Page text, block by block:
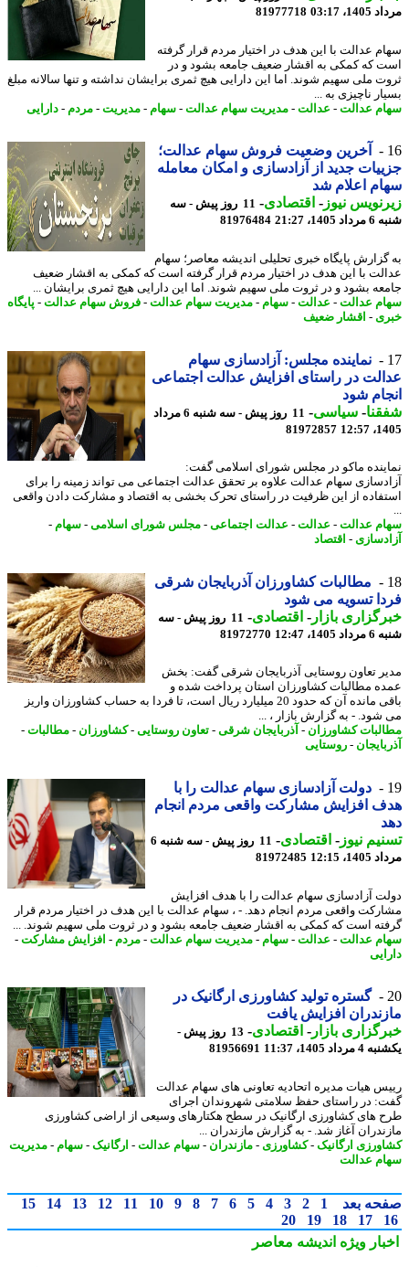
03:17
81977718
عدالت با این هدف در اختیار مردم قرار گرفته
که کمکی به اقشار ضعیف جامعه بشود و در
ملی سهیم شوند. اما این دارایی هیچ ثمری برایشان نداشته و تنها سالانه مبلغ
ناچیزی به ...
عدالت-عدالت-مدیریت سهام عدالت-سهام-مدیریت-مردم- دارایی
آخرین وضعیت فروش سهام عدالت؛
جدید از آزادسازی و امکان معامله
اعلام شد
نیوز-اقتصادی-
11 روز پیش - سه
21:27
81976484
پایگاه خبری تحلیلی اندیشه معاصر؛ سهام
با این هدف در اختیار مردم قرار گرفته است که کمکی به اقشار ضعیف
بشود و در ثروت ملی سهیم شوند. اما این دارایی هیچ ثمری برایشان ...
عدالت-عدالت-سهام-مدیریت سهام عدالت-فروش سهام عدالت-پایگاه
- اقشار ضعیف
نماینده مجلس: آزادسازی سهام
در راستای افزایش عدالت اجتماعی
شود
-سیاسی-
11 روز پیش - سه شنبه 6 مرداد
81972857
ماکو در مجلس شورای اسلامی گفت:
سهام عدالت علاوه بر تحقق عدالت اجتماعی می تواند زمینه را برای
از این ظرفیت در راستای تحرک بخشی به اقتصاد و مشارکت دادن واقعی
عدالت-عدالت-عدالت اجتماعی-مجلس شورای اسلامی-سهام-
- اقتصاد
مطالبات کشاورزان آذربایجان شرقی
تسویه می شود
بازار- اقتصادی-
11 روز پیش - سه
12:47
81972770
تعاون روستایی آذربایجان شرقی گفت: بخش
مطالبات کشاورزان استان پرداخت شده و
باقی مانده آن که حدود 20 میلیارد ریال است، تا فردا به حساب کشاورزان واریز
- به گزارش بازار ، ...
کشاورزان - آذربایجان شرقی-تعاون روستایی-کشاورزان - مطالبات-
-روستایی
دولت آزادسازی سهام عدالت را با
افزایش مشارکت واقعی مردم انجام
نیوز-اقتصادی-
11 روز پیش - سه شنبه 6
12:15
81972485
آزادسازی سهام عدالت را با هدف افزایش
واقعی مردم انجام دهد. - ، سهام عدالت با این هدف در اختیار مردم قرار
است که کمکی به اقشار ضعیف جامعه بشود و در ثروت ملی سهیم شوند. ...
عدالت-عدالت-سهام-مدیریت سهام عدالت-مردم- افزایش مشارکت-
گستره تولید کشاورزی ارگانیک در
افزایش یافت
بازار- اقتصادی-
13 روز پیش -
1405، 11:37
81956691
هیات مدیره اتحادیه تعاونی های سهام عدالت
در راستای حفظ سلامتی شهروندان اجرای
های کشاورزی ارگانیک در سطح هکتارهای وسیعی از اراضی کشاورزی
آغاز شد. - به گزارش مازندران ...
ارگانیک-کشاورزی- مازندران- سهام عدالت-ارگانیک-سهام-مدیریت
عدالت
بعد 1
2
3
4
5
6
7
8
9
10
11
12
13
14
15
17
18
19
20
ویژهاندیشه معاصر